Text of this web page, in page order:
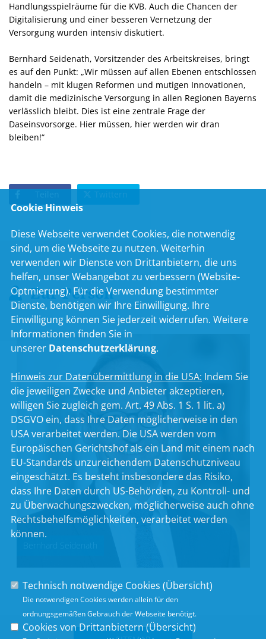
Handlungsspielräume für die KVB. Auch die Chancen der
Digitalisierung und einer besseren Vernetzung der
Versorgung wurden intensiv diskutiert.
Bernhard Seidenath, Vorsitzender des Arbeitskreises, bringt
es auf den Punkt: „Wir müssen auf allen Ebenen entschlossen
handeln – mit klugen Reformen und mutigen Innovationen,
damit die medizinische Versorgung in allen Regionen Bayerns
verlässlich bleibt. Dies ist eine zentrale Frage der
Daseinsvorsorge. Hier müssen, hier werden wir dran
bleiben!“
Twittern
Zur Person
Cookie Hinweis
Diese Webseite verwendet Cookies, die notwendig
sind, um die Webseite zu nutzen. Weiterhin
verwenden wir Dienste von Drittanbietern, die uns
helfen, unser Webangebot zu verbessern (Website-
Optmierung). Für die Verwendung bestimmter
Dienste, benötigen wir Ihre Einwilligung. Ihre
Einwilligung können Sie jederzeit widerrufen. Weitere
Informationen finden Sie in
unserer Datenschutzerklärung.
Hinweis zur Datenübermittlung in die USA: Indem Sie
die jeweiligen Zwecke und Anbieter akzeptieren,
willigen Sie zugleich gem. Art. 49 Abs. 1 S. 1 lit. a)
DSGVO ein, dass Ihre Daten möglicherweise in den
USA verarbeitet werden. Die USA werden vom
Europäischen Gerichtshof als ein Land mit einem nach
EU-Standards unzureichendem Datenschutzniveau
eingeschätzt. Es besteht insbesondere das Risiko,
dass Ihre Daten durch US-Behörden, zu Kontroll- und
zu Überwachungszwecken, möglicherweise auch ohne
Rechtsbehelfsmöglichkeiten, verarbeitet werden
können.
Technisch notwendige Cookies (Übersicht)
Die notwendigen Cookies werden allein für den
ordnungsgemäßen Gebrauch der Webseite benötigt.
Cookies von Drittanbietern (Übersicht)